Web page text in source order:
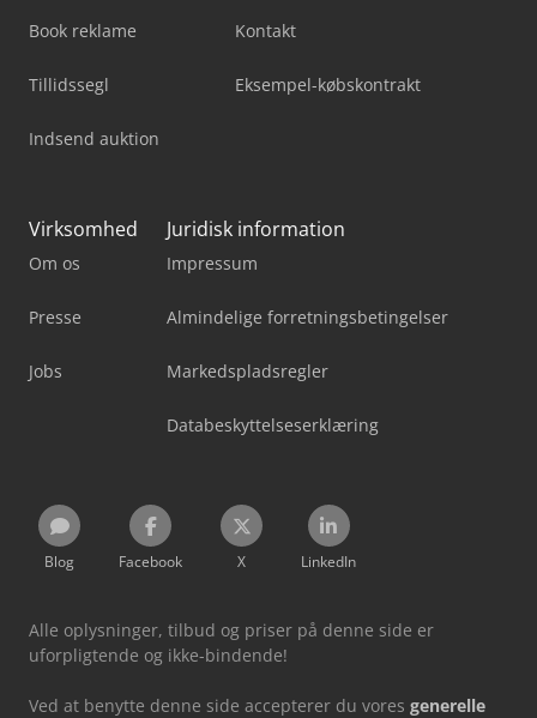
Book reklame
Tillidssegl
Indsend auktion
Kontakt
Eksempel-købskontrakt
Virksomhed
Om os
Presse
Jobs
Juridisk information
Impressum
Almindelige forretningsbetingelser
Markedspladsregler
Databeskyttelseserklæring
Blog Facebook X LinkedIn
Alle oplysninger, tilbud og priser på denne side er
uforpligtende og ikke-bindende!
Ved at benytte denne side accepterer du vores generelle